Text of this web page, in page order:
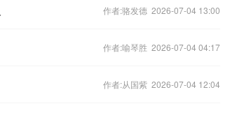
作者:骆发德 2026-07-04 13:00
作者:喻琴胜 2026-07-04 04:17
作者:从国紫 2026-07-04 12:04